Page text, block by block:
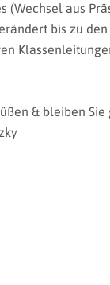
(Wechsel aus
bis zu
& bleiben Sie